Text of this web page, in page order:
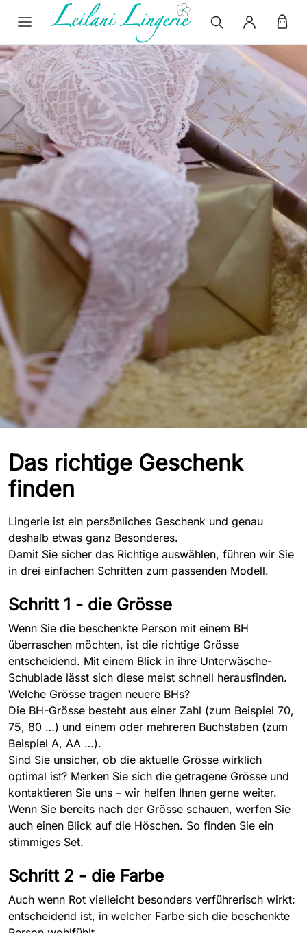
Lingerie-Geschenk Guide
Das richtige Geschenk
finden
Lingerie ist ein persönliches Geschenk und genau
deshalb etwas ganz Besonderes.
Damit Sie sicher das Richtige auswählen, führen wir Sie
in drei einfachen Schritten zum passenden Modell.
Schritt 1 - die Grösse
Wenn Sie die beschenkte Person mit einem BH
überraschen möchten, ist die richtige Grösse
entscheidend. Mit einem Blick in ihre Unterwäsche-
Schublade lässt sich diese meist schnell herausfinden.
Welche Grösse tragen neuere BHs?
Die BH-Grösse besteht aus einer Zahl (zum Beispiel 70,
75, 80 …) und einem oder mehreren Buchstaben (zum
Beispiel A, AA …).
Sind Sie unsicher, ob die aktuelle Grösse wirklich
optimal ist? Merken Sie sich die getragene Grösse und
kontaktieren Sie uns – wir helfen Ihnen gerne weiter.
Wenn Sie bereits nach der Grösse schauen, werfen Sie
auch einen Blick auf die Höschen. So finden Sie ein
stimmiges Set.
Schritt 2 - die Farbe
Auch wenn Rot vielleicht besonders verführerisch wirkt:
entscheidend ist, in welcher Farbe sich die beschenkte